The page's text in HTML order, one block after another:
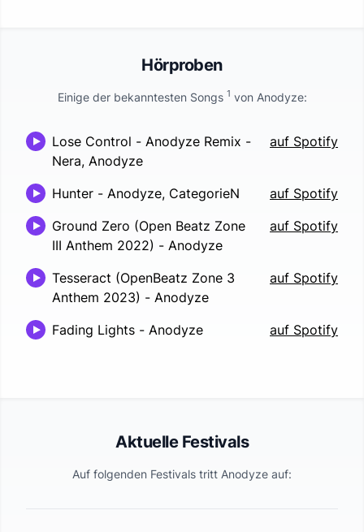
Hörproben
Einige der bekanntesten Songs 1 von Anodyze:
Lose Control - Anodyze Remix -
Nera, Anodyze
auf Spotify
Hunter - Anodyze, CategorieN
auf Spotify
Ground Zero (Open Beatz Zone
III Anthem 2022) - Anodyze
auf Spotify
Tesseract (OpenBeatz Zone 3
Anthem 2023) - Anodyze
auf Spotify
Fading Lights - Anodyze auf Spotify
Aktuelle Festivals
Auf folgenden Festivals tritt Anodyze auf: